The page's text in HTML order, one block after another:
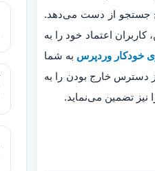
جستجو از دست می‌دهد.
اعتماد خود را به
خودکار وردپرس به شما
دسترس خارج بودن را به
نیز تضمین می‌نماید.